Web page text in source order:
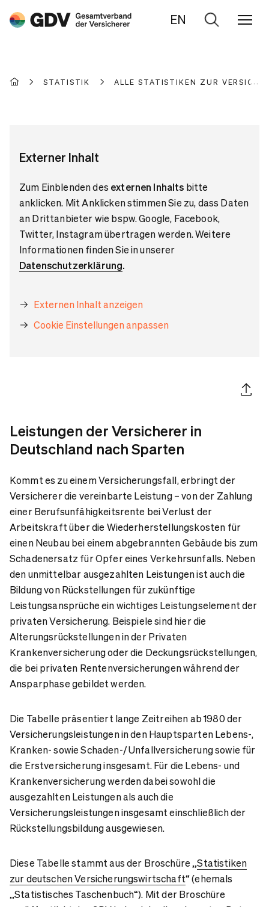
EN
Zur
STATISTIK ALLE STATISTIKEN ZUR
Externer Inhalt
Zum Einblenden des externen Inhalts bitte
anklicken. Mit Anklicken stimmen Sie zu, dass Daten
an Drittanbieter wie bspw. Google, Facebook,
Twitter, Instagram übertragen werden. Weitere
Informationen finden Sie in unserer
Datenschutzerklärung.
Externen Inhalt anzeigen
Cookie Einstellungen anpassen
Artikel
Leistungen der Versicherer in
Deutschland nach Sparten
Kommt es zu einem Versicherungsfall, erbringt der
Versicherer die vereinbarte Leistung – von der Zahlung
einer Berufsunfähigkeitsrente bei Verlust der
Arbeitskraft über die Wiederherstellungskosten für
einen Neubau bei einem abgebrannten Gebäude bis zum
Schadenersatz für Opfer eines Verkehrsunfalls. Neben
den unmittelbar ausgezahlten Leistungen ist auch die
Bildung von Rückstellungen für zukünftige
Leistungsansprüche ein wichtiges Leistungselement der
privaten Versicherung. Beispiele sind hier die
Alterungsrückstellungen in der Privaten
Krankenversicherung oder die Deckungsrückstellungen,
die bei privaten Rentenversicherungen während der
Ansparphase gebildet werden.
Die Tabelle präsentiert lange Zeitreihen ab 1980 der
Versicherungsleistungen in den Hauptsparten Lebens-,
Kranken- sowie Schaden-/ Unfallversicherung sowie für
die Erstversicherung insgesamt. Für die Lebens- und
Krankenversicherung werden dabei sowohl die
ausgezahlten Leistungen als auch die
Versicherungsleistungen insgesamt einschließlich der
Rückstellungsbildung ausgewiesen.
Diese Tabelle stammt aus der Broschüre „Statistiken
zur deutschen Versicherungswirtschaft“ (ehemals
„Statistisches Taschenbuch“). Mit der Broschüre